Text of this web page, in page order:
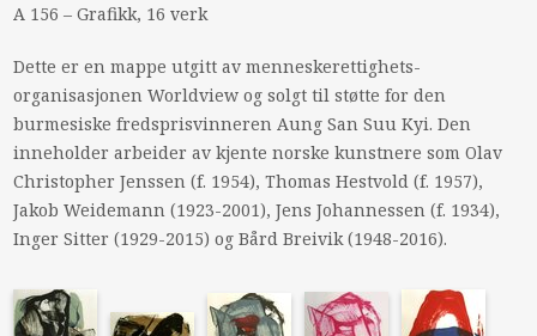
A 156 – Grafikk, 16 verk
Dette er en mappe utgitt av menneskerettighets-
organisasjonen Worldview og solgt til støtte for den
burmesiske fredsprisvinneren Aung San Suu Kyi. Den
inneholder arbeider av kjente norske kunstnere som Olav
Christopher Jenssen (f. 1954), Thomas Hestvold (f. 1957),
Jakob Weidemann (1923-2001), Jens Johannessen (f. 1934),
Inger Sitter (1929-2015) og Bård Breivik (1948-2016).